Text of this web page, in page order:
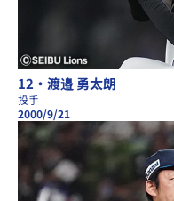
12・渡邉 勇太朗
投手
2000/9/21